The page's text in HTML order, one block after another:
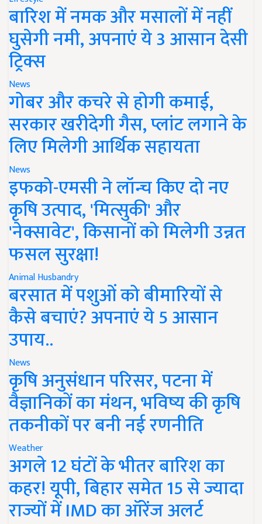
बारिश में नमक और मसालों में नहीं
घुसेगी नमी, अपनाएं ये 3 आसान देसी
ट्रिक्स
News
गोबर और कचरे से होगी कमाई,
सरकार खरीदेगी गैस, प्लांट लगाने के
लिए मिलेगी आर्थिक सहायता
News
इफको-एमसी ने लॉन्च किए दो नए
कृषि उत्पाद, 'मित्सुकी' और
'नेक्सावेट', किसानों को मिलेगी उन्नत
फसल सुरक्षा!
Animal Husbandry
बरसात में पशुओं को बीमारियों से
कैसे बचाएं? अपनाएं ये 5 आसान
उपाय..
News
कृषि अनुसंधान परिसर, पटना में
वैज्ञानिकों का मंथन, भविष्य की कृषि
तकनीकों पर बनी नई रणनीति
Weather
अगले 12 घंटों के भीतर बारिश का
कहर! यूपी, बिहार समेत 15 से ज्यादा
राज्यों में IMD का ऑरेंज अलर्ट